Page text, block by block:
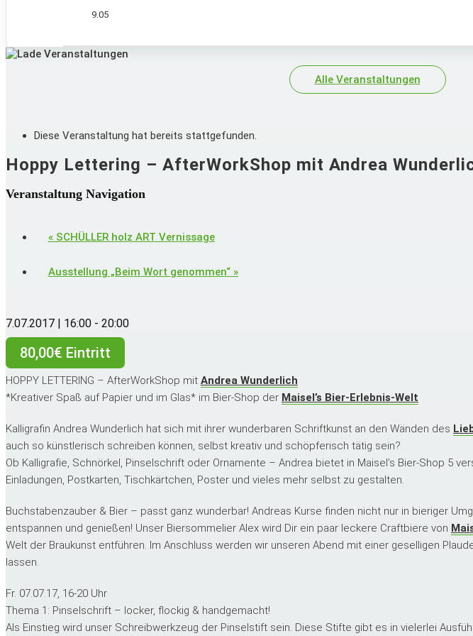
9.05
Alle Veranstaltungen
Diese Veranstaltung hat bereits stattgefunden.
Hoppy Lettering – AfterWorkShop mit Andrea
Veranstaltung Navigation
« SCHÜLLER holz ART Vernissage
Ausstellung „Beim Wort genommen“ »
7.07.2017 | 16:00 - 20:00
80,00€ Eintritt
HOPPY LETTERING – AfterWorkShop mit Andrea Wunderlich
*Kreativer Spaß auf Papier und im Glas* im Bier-Shop der Maisel’s Bier-Erlebnis-Welt
Kalligrafin Andrea Wunderlich hat sich mit ihrer wunderbaren Schriftkunst an den Wänden des
auch so künstlerisch schreiben können, selbst kreativ und schöpferisch tätig sein?
Ob Kalligrafie, Schnörkel, Pinselschrift oder Ornamente – Andrea bietet in Maisel’s Bier-Shop 5
Einladungen, Postkarten, Tischkärtchen, Poster und vieles mehr selbst zu gestalten.
Buchstabenzauber & Bier – passt ganz wunderbar! Andreas Kurse finden nicht nur in bieriger
entspannen und genießen! Unser Biersommelier Alex wird Dir ein paar leckere Craftbiere von
Welt der Braukunst entführen. Im Anschluss werden wir unseren Abend mit einer geselligen
lassen.
Fr. 07.07.17, 16-20 Uhr
Thema 1: Pinselschrift – locker, flockig & handgemacht!
Als Einstieg wird unser Schreibwerkzeug der Pinselstift sein. Diese Stifte gibt es in vielerlei